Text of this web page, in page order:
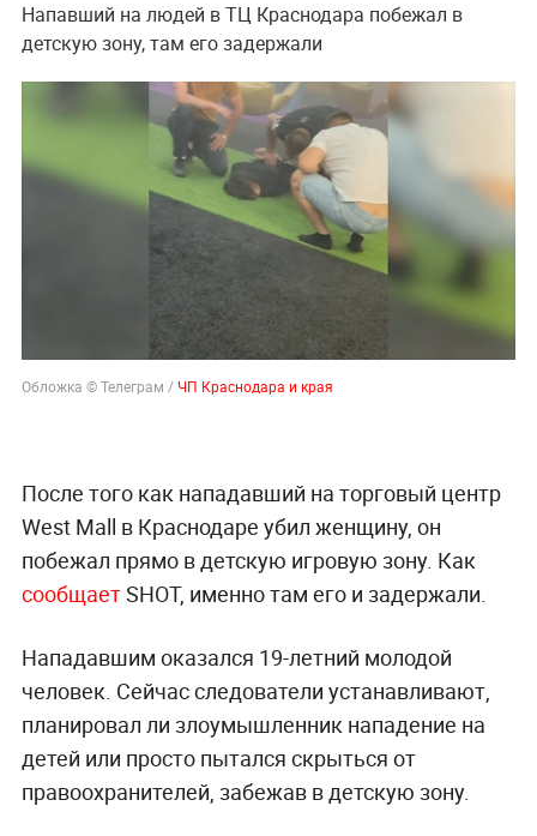
Напавший на людей в ТЦ Краснодара побежал в
детскую зону, там его задержали
Обложка © Телеграм /ЧП Краснодара и края
После того как нападавший на торговый центр
West Mall в Краснодаре убил женщину, он
побежал прямо в детскую игровую зону. Как
сообщаетSHOT, именно там его и задержали.
Нападавшим оказался 19-летний молодой
человек. Сейчас следователи устанавливают,
планировал ли злоумышленник нападение на
детей или просто пытался скрыться от
правоохранителей, забежав в детскую зону.